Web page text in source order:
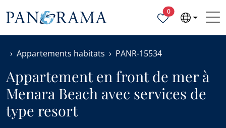
0Propriétés
Appartements habitats PANR-15534
Appartement en front de mer à
Menara Beach avec services de
type resort